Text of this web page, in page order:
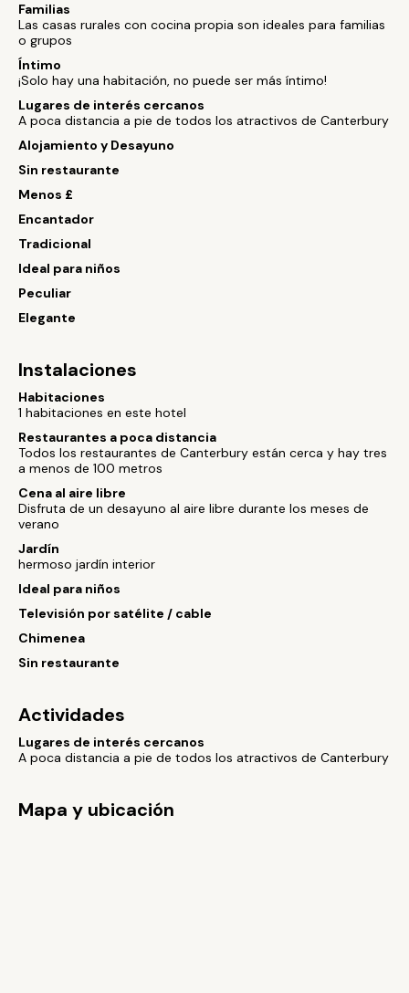
Familias
Las casas rurales con cocina propia son ideales para familias
o grupos
Íntimo
¡Solo hay una habitación, no puede ser más íntimo!
Lugares de interés cercanos
A poca distancia a pie de todos los atractivos de Canterbury
Alojamiento y Desayuno
Sin restaurante
Menos £
Encantador
Tradicional
Ideal para niños
Peculiar
Elegante
Instalaciones
Habitaciones
1 habitaciones en este hotel
Restaurantes a poca distancia
Todos los restaurantes de Canterbury están cerca y hay tres
a menos de 100 metros
Cena al aire libre
Disfruta de un desayuno al aire libre durante los meses de
verano
Jardín
hermoso jardín interior
Ideal para niños
Televisión por satélite / cable
Chimenea
Sin restaurante
Actividades
Lugares de interés cercanos
A poca distancia a pie de todos los atractivos de Canterbury
Mapa y ubicación